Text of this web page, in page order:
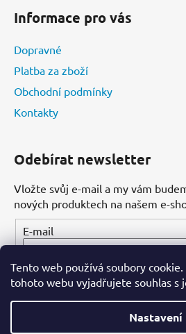
Tento web používá soubory
tohoto webu vyjadřujete souhlas s
Nastavení
Informace pro vás
Dopravné
Platba za zboží
Obchodní podmínky
Kontakty
Odebírat newsletter
Vložte svůj e-mail a my vám
nových produktech na našem e-
E-mail
PŘIHLÁSIT SE